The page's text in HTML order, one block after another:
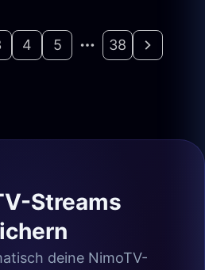
4 5 38
Streams
deine NimoTV-